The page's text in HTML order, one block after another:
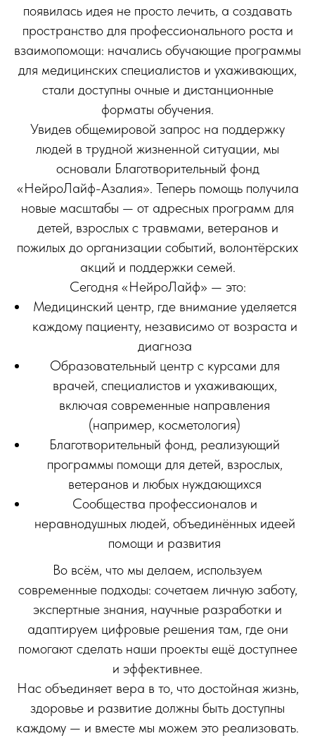
появилась идея не просто лечить, а создавать
пространство для профессионального роста и
взаимопомощи: начались обучающие программы
для медицинских специалистов и ухаживающих,
стали доступны очные и дистанционные
форматы обучения.
Увидев общемировой запрос на поддержку
людей в трудной жизненной ситуации, мы
основали Благотворительный фонд
«НейроЛайф-Азалия». Теперь помощь получила
новые масштабы — от адресных программ для
детей, взрослых с травмами, ветеранов и
пожилых до организации событий, волонтёрских
акций и поддержки семей.
Сегодня «НейроЛайф» — это:
Медицинский центр, где внимание уделяется
каждому пациенту, независимо от возраста и
диагноза
Образовательный центр с курсами для
врачей, специалистов и ухаживающих,
включая современные направления
(например, косметология)
Благотворительный фонд, реализующий
программы помощи для детей, взрослых,
ветеранов и любых нуждающихся
Сообщества профессионалов и
неравнодушных людей, объединённых идеей
помощи и развития
Во всём, что мы делаем, используем
современные подходы: сочетаем личную заботу,
экспертные знания, научные разработки и
адаптируем цифровые решения там, где они
помогают сделать наши проекты ещё доступнее
и эффективнее.
Нас объединяет вера в то, что достойная жизнь,
здоровье и развитие должны быть доступны
каждому — и вместе мы можем это реализовать.